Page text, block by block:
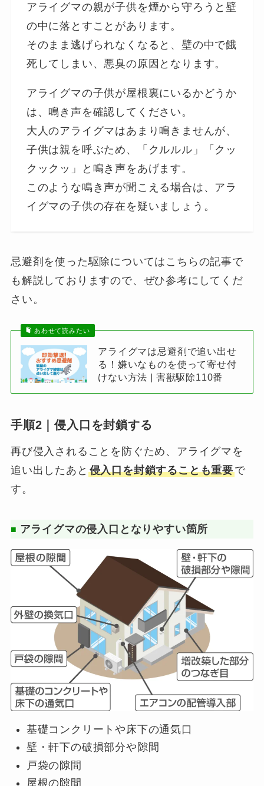
アライグマの親が子供を煙から守ろうと壁
の中に落とすことがあります。
そのまま逃げられなくなると、壁の中で餓
死してしまい、悪臭の原因となります。
アライグマの子供が屋根裏にいるかどうか
は、鳴き声を確認してください。
大人のアライグマはあまり鳴きませんが、
子供は親を呼ぶため、「クルルル」「クッ
クックッ」と鳴き声をあげます。
このような鳴き声が聞こえる場合は、アラ
イグマの子供の存在を疑いましょう。
忌避剤を使った駆除についてはこちらの記事で
も解説しておりますので、ぜひ参考にしてくだ
さい。
あわせて読みたい
アライグマは忌避剤で追い出せ
る！嫌いなものを使って寄せ付
けない方法 | 害獣駆除110番
手順2｜侵入口を封鎖する
再び侵入されることを防ぐため、アライグマを
追い出したあと 侵入口を封鎖することも重要で
す。
■ アライグマの侵入口となりやすい箇所
基礎コンクリートや床下の通気口
壁・軒下の破損部分や隙間
戸袋の隙間
屋根の隙間